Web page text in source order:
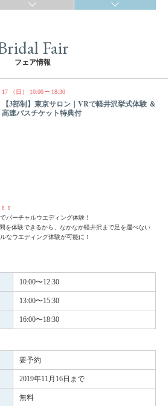
Fair
フェア情報
17 （日） 10:00 18:30
【3部制】東京サロン｜VRで軽井沢挙式体験 ＆
高速バスチケット特典付
！
バーチャルウエディング体験！
を体験できるから、なかなか軽井沢まで足を運べない
なウエディング体験が可能に！
10:00〜12:30
13:00〜15:30
16:00〜18:30
要予約
2019年11月16日まで
無料